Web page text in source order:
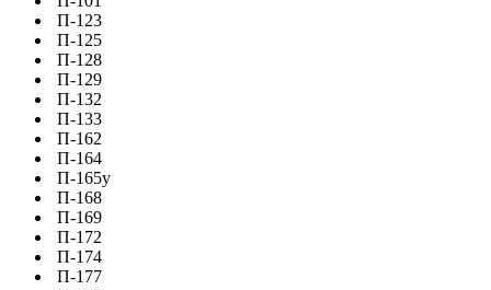
П-123
П-125
П-128
П-129
П-132
П-133
П-162
П-164
П-165у
П-168
П-169
П-172
П-174
П-177